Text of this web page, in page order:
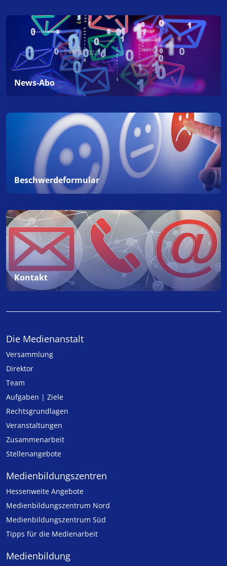
News-Abo
Beschwerdeformular
Kontakt
Die Medienanstalt
Versammlung
Direktor
Team
Aufgaben | Ziele
Rechtsgrundlagen
Veranstaltungen
Zusammenarbeit
Stellenangebote
Medien­bildungs­zentren
Hessenweite Angebote
Medienbildungszentrum Nord
Medienbildungszentrum Süd
Tipps für die Medienarbeit
Medienbildung